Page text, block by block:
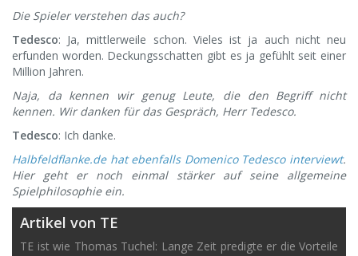
Die Spieler verstehen das auch?
Tedesco: Ja, mittlerweile schon. Vieles ist ja auch nicht neu
erfunden worden. Deckungsschatten gibt es ja gefühlt seit einer
Million Jahren.
Naja, da kennen wir genug Leute, die den Begriff nicht
kennen. Wir danken für das Gespräch, Herr Tedesco.
Tedesco: Ich danke.
Halbfeldflanke.de hat ebenfalls Domenico Tedesco interviewt.
Hier geht er noch einmal stärker auf seine allgemeine
Spielphilosophie ein.
Artikel von TE
TE ist wie Thomas Tuchel: Lange Zeit predigte er die Vorteile